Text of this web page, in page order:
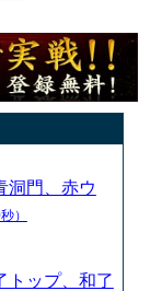
洞門、赤ウ
）
トップ、和了